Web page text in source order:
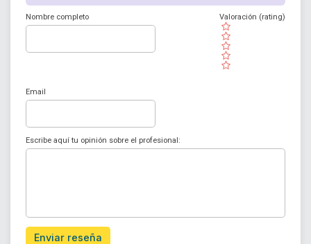
Nombre completo
( )
( )
( )
( )
( )
Valoración (rating)
Email
Escribe aquí tu opinión sobre el profesional:
Enviar reseña